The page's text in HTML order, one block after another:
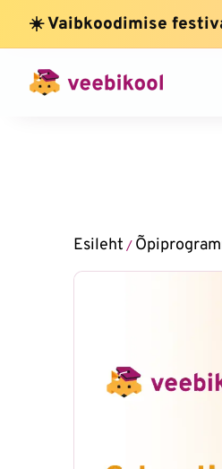
☀️ Vaibkoodimise
Esileht /